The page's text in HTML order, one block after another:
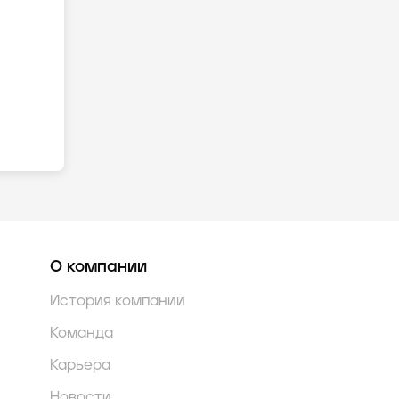
О компании
История компании
Команда
Карьера